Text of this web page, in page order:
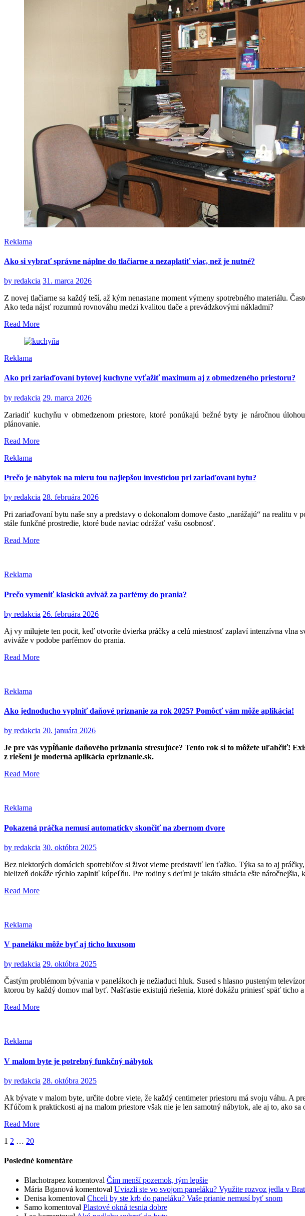
Reklama
Ako si vybrať správne náplne do tlačiarne a nezaplatiť viac, než je nutné?
by redakcia 31. marca 2026
Z novej tlačiarne sa každý teší, až kým nenastane moment výmeny spotrebného materiálu.
Ako teda nájsť rozumnú rovnováhu medzi kvalitou tlače a prevádzkovými nákladmi?
Read More
Reklama
Ako pri zariaďovaní bytovej kuchyne vyťažiť maximum aj z obmedzeného priestoru?
by redakcia 29. marca 2026
Zariadiť kuchyňu v obmedzenom priestore, ktoré ponúkajú bežné byty je náročnou
plánovanie.
Read More
Reklama
Prečo je nábytok na mieru tou najlepšou investíciou pri zariaďovaní bytu?
by redakcia 28. februára 2026
Pri zariaďovaní bytu naše sny a predstavy o dokonalom domove často „narážajú“ na realitu
stále funkčné prostredie, ktoré bude naviac odrážať vašu osobnosť.
Read More
Reklama
Prečo vymeniť klasickú aviváž za parfémy do prania?
by redakcia 26. februára 2026
Aj vy milujete ten pocit, keď otvoríte dvierka práčky a celú miestnosť zaplaví intenzívna vlna
aviváže v podobe parfémov do prania.
Read More
Reklama
Ako jednoducho vyplniť daňové priznanie za rok 2025? Pomôcť vám môže aplikácia!
by redakcia 20. januára 2026
Je pre vás vypĺňanie daňového priznania stresujúce? Tento rok si to môžete uľahčiť!
z riešení je moderná aplikácia epriznanie.sk.
Read More
Reklama
Pokazená práčka nemusí automaticky skončiť na zbernom dvore
by redakcia 30. októbra 2025
Bez niektorých domácich spotrebičov si život vieme predstaviť len ťažko. Týka sa to aj
bielizeň dokáže rýchlo zaplniť kúpeľňu. Pre rodiny s deťmi je takáto situácia ešte
Read More
Reklama
V paneláku môže byť aj ticho luxusom
by redakcia 29. októbra 2025
Častým problémom bývania v panelákoch je nežiaduci hluk. Sused s hlasno pusteným
ktorou by každý domov mal byť. Našťastie existujú riešenia, ktoré dokážu priniesť späť ticho
Read More
Reklama
V malom byte je potrebný funkčný nábytok
by redakcia 28. októbra 2025
Ak bývate v malom byte, určite dobre viete, že každý centimeter priestoru má svoju váhu. A
Kľúčom k praktickosti aj na malom priestore však nie je len samotný nábytok, ale aj to, ako
Read More
Stránkovanie
príspevkov
1 2 … 20
Posledné komentáre
Blachotrapez komentoval Čím menší pozemok, tým lepšie
Mária Bganová komentoval Uviazli ste vo svojom paneláku? Využite rozvoz jedla v
Denisa komentoval Chceli by ste krb do paneláku? Vaše prianie nemusí byť snom
Samo komentoval Plastové okná tesnia dobre